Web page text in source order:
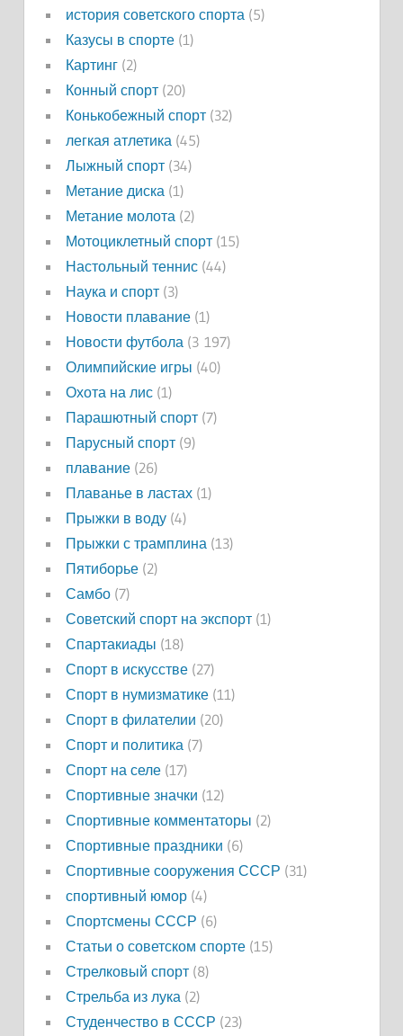
история советского спорта (5)
Казусы в спорте(1)
Картинг(2)
Конный спорт(20)
Конькобежный спорт(32)
легкая атлетика (45)
Лыжный спорт(34)
Метание диска (1)
Метание молота (2)
Мотоциклетный спорт(15)
Настольный теннис(44)
Наука и спорт(3)
Новости плавание(1)
Новости футбола (3 197)
Олимпийские игры (40)
Охота на лис(1)
Парашютный спорт(7)
Парусный спорт(9)
плавание(26)
Плаванье в ластах(1)
Прыжки в воду(4)
Прыжки с трамплина (13)
Пятиборье(2)
Самбо(7)
Советский спорт на экспорт(1)
Спартакиады (18)
Спорт в искусстве(27)
Спорт в нумизматике(11)
Спорт в филателии (20)
Спорт и политика (7)
Спорт на селе(17)
Спортивные значки (12)
Спортивные комментаторы (2)
Спортивные праздники (6)
Спортивные сооружения СССР (31)
спортивный юмор(4)
Спортсмены СССР (6)
Статьи о советском спорте(15)
Стрелковый спорт(8)
Стрельба из лука (2)
Студенчество в СССР (23)